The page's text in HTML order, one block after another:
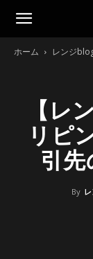
ホーム レンジ
【レ
リピ
引先
By